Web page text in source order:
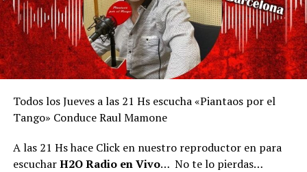
Todos los Jueves a las 21 Hs escucha «Piantaos por el
Tango» Conduce Raul Mamone
A las 21 Hs hace Click en nuestro reproductor en para
escucharH2O Radio en Vivo… No te lo pierdas…